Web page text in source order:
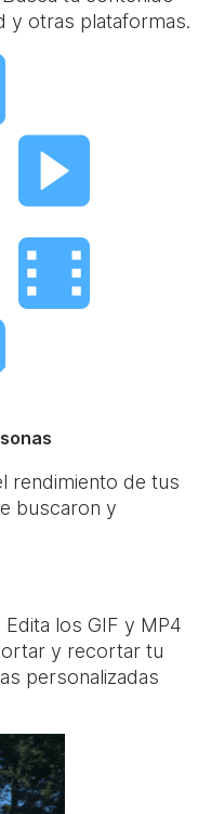
y otras plataformas.
rendimiento de tus
buscaron y
los GIF y MP4
y recortar tu
personalizadas